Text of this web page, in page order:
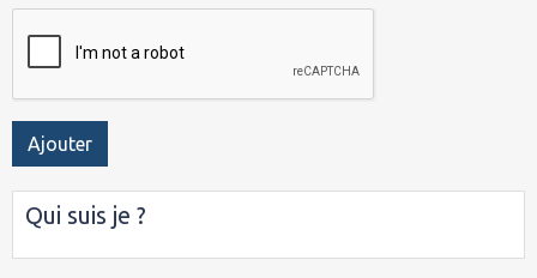
Ajouter
Qui suis je ?